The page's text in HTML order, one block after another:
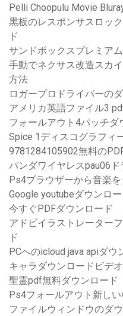
Pelli Choopulu Movie
黒板のレスポンサスロッ
ド
サンドボックスプレミア
手動でネクサス改造スカ
方法
ロガープロドライバーの
アメリカ英語ファイル3
フォールアウト4パッチダ
Spice 1ディスコグラフィ
9781284105902無料の
パンダワイヤレスpau06
Ps4ブラウザーから音楽
Google youtubeダウンロ
今すぐPDFダウンロード
アドビイラストレーター
ド
PCへのicloud java apiダ
キャラダウンロードビデ
聖霊pdf無料ダウンロード
Ps4フォールアウト新し
ファイルウィンドウのダ